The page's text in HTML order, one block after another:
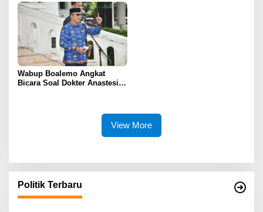
Tingkatkan Akses Layanan
Spesialistik
Wabup Boalemo Angkat
Bicara Soal Dokter Anastesi
View More
Politik Terbaru